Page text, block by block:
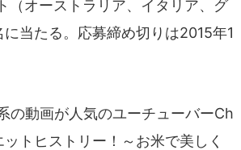
（オーストラリア、イタリア、グ
当たる。応募締め切りは2015年1
の動画が人気のユーチューバーCh
トヒストリー！～お米で美しく